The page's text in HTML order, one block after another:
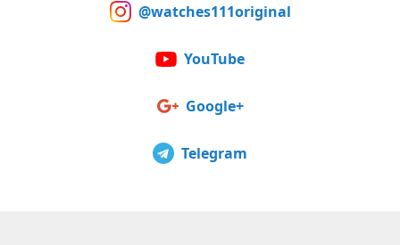
@watches111original
YouTube
Google+
Telegram